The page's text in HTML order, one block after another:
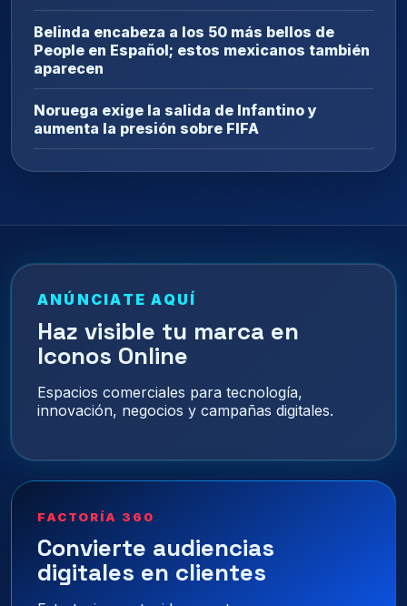
Belinda encabeza a los 50 más bellos de
People en Español; estos mexicanos también
aparecen
Noruega exige la salida de Infantino y
aumenta la presión sobre FIFA
ANÚNCIATE AQUÍ
Haz visible tu marca en
Iconos Online
Espacios comerciales para tecnología,
innovación, negocios y campañas digitales.
FACTORÍA 360
Convierte audiencias
digitales en clientes